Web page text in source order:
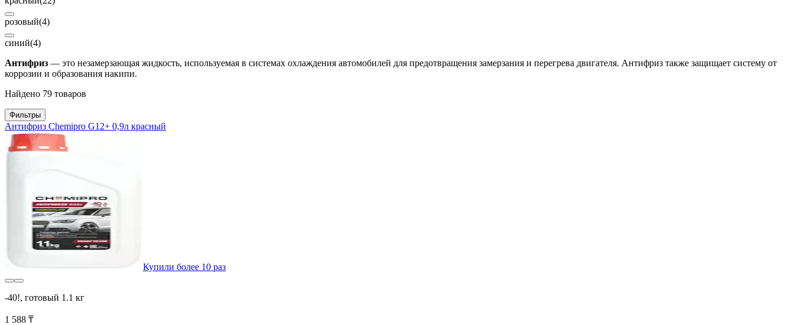
розовый(4)
синий(4)
Антифриз — это незамерзающая жидкость, используемая в системах охлаждения автомобилей для предотвращения замерзания и перегрева двигателя. Антифриз также защищает систему от
коррозии и образования накипи.
Найдено 79 товаров
Фильтры
Антифриз Chemipro G12+ 0,9л красный
Купили более 10 раз
-40!, готовый 1.1 кг
1 588 ₸